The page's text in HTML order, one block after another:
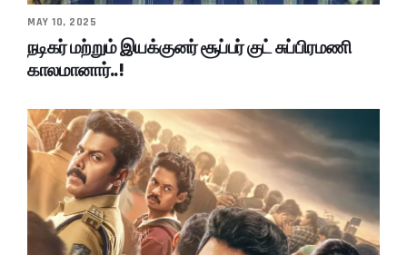
MAY 10, 2025
நடிகர் மற்றும் இயக்குனர் சூப்பர் குட் சுப்பிரமணி
காலமானார்..!